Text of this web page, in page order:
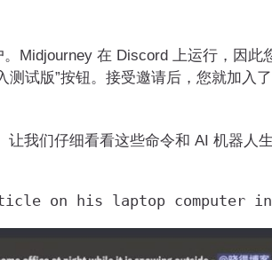
在 Discord 上运行，因此
试版”按钮。接受邀请后，您就加
们仔细看看这些命令和 AI 机器人
on his laptop computer